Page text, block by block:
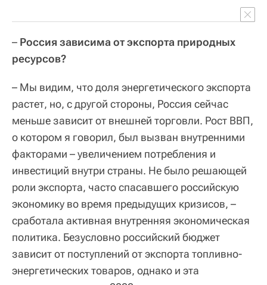
– Россия зависима от экспорта природных
ресурсов?
– Мы видим, что доля энергетического экспорта
растет, но, с другой стороны, Россия сейчас
меньше зависит от внешней торговли. Рост ВВП,
о котором я говорил, был вызван внутренними
факторами – увеличением потребления и
инвестиций внутри страны. Не было решающей
роли экспорта, часто спасавшего российскую
экономику во время предыдущих кризисов, –
сработала активная внутренняя экономическая
политика. Безусловно российский бюджет
зависит от поступлений от экспорта топливно-
энергетических товаров, однако и эта